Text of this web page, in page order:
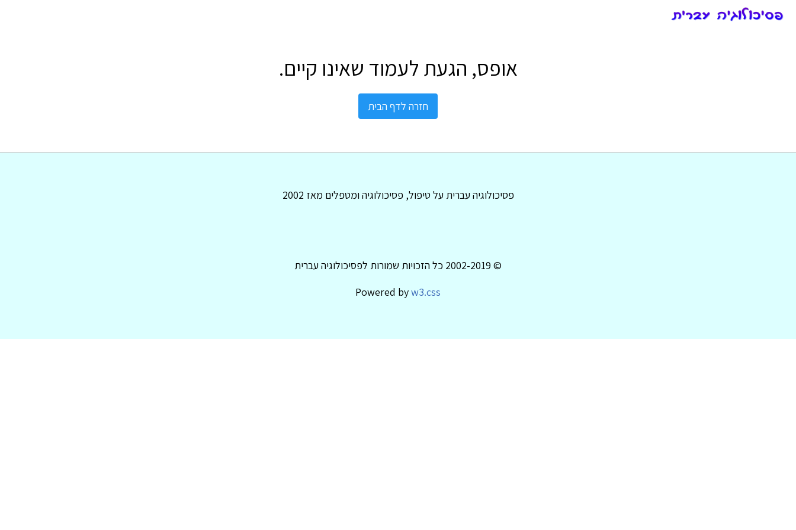
אופס, הגעת לעמוד שאינו קיים.
חזרה לדף הבית
פסיכולוגיה עברית על טיפול, פסיכולוגיה ומטפלים מאז 2002
© 2002-2019 כל הזכויות שמורות לפסיכולוגיה עברית
Powered byw3.css